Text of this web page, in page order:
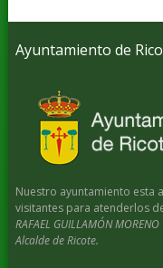
Ayuntamiento de
Nuestro ayuntamiento esta
visitantes para atenderlos
RAFAEL GUILLAMÓN MORENO
Alcalde de Ricote.